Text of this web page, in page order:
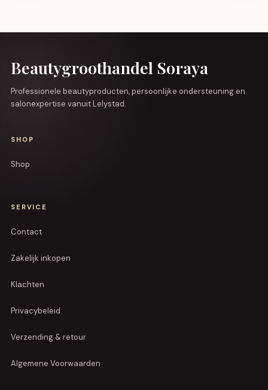
Beautygroothandel Soraya
Professionele beautyproducten, persoonlijke ondersteuning en
salonexpertise vanuit Lelystad.
SHOP
Shop
SERVICE
Contact
Zakelijk inkopen
Klachten
Privacybeleid
Verzending & retour
Algemene Voorwaarden